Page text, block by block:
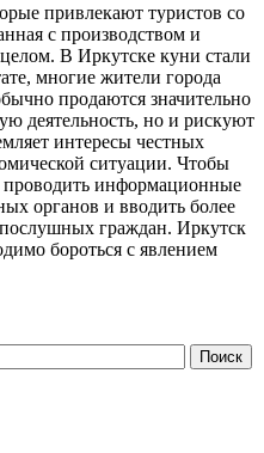
привлекают туристов со
с производством и
В Иркутске куни стали
многие жители города
продаются значительно
деятельность, но и рискуют
интересы честных
ситуации. Чтобы
проводить информационные
органов и вводить более
граждан. Иркутск
бороться с явлением